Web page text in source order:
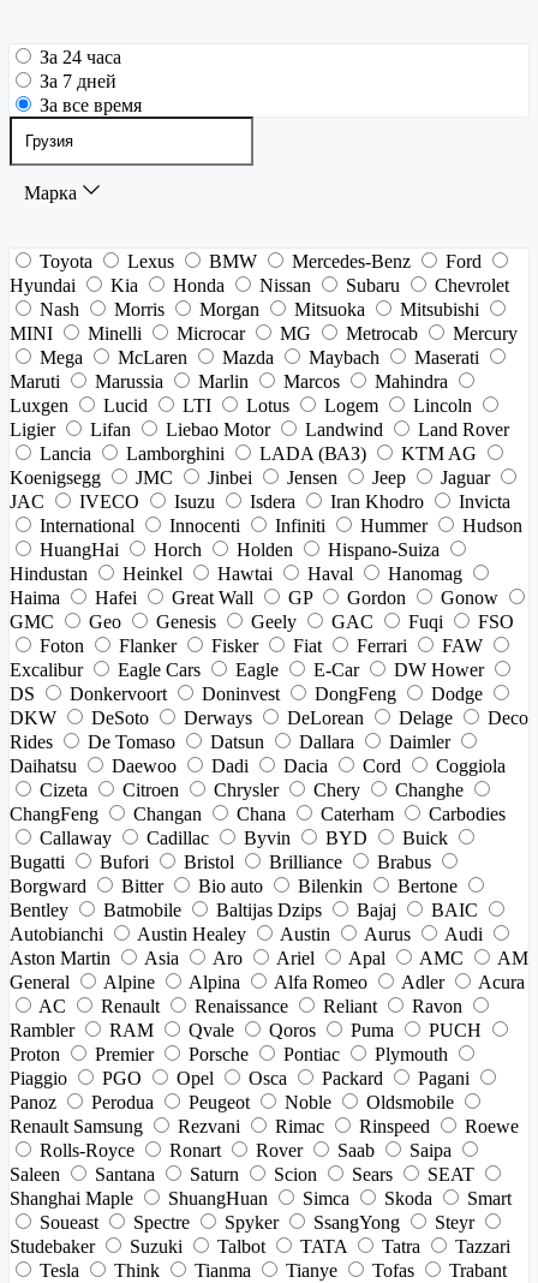
За 24 часа
За 7 дней
За все время
Марка
Toyota Lexus BMW Mercedes-Benz
Ford
Hyundai
Kia Honda Nissan Subaru
Chevrolet
Nash
Morris Morgan Mitsuoka
Mitsubishi
MINI
Minelli Microcar MG Metrocab
Mercury
Mega
McLaren Mazda Maybach
Maserati
Maruti
Marussia Marlin Marcos
Mahindra
Luxgen
Lucid LTI Lotus Logem
Lincoln
Ligier
Lifan Liebao Motor Landwind
Land Rover
Lancia
Lamborghini LADA (ВАЗ)
KTM AG
Koenigsegg
JMC Jinbei Jensen Jeep
Jaguar
JAC
IVECO Isuzu Isdera Iran Khodro
Invicta
International
Innocenti Infiniti Hummer
Hudson
HuangHai
Horch Holden
Hispano-Suiza
Hindustan
Heinkel Hawtai Haval
Hanomag
Haima
Hafei Great Wall GP Gordon
Gonow
GMC
Geo Genesis Geely GAC Fuqi
FSO
Foton
Flanker Fisker Fiat Ferrari
FAW
Excalibur
Eagle Cars Eagle E-Car
DW Hower
DS
Donkervoort Doninvest DongFeng
Dodge
DKW
DeSoto Derways DeLorean Delage
Deco
Rides
De Tomaso Datsun Dallara
Daimler
Daihatsu
Daewoo Dadi Dacia Cord
Coggiola
Cizeta
Citroen Chrysler Chery
Changhe
ChangFeng
Changan Chana Caterham
Carbodies
Callaway
Cadillac Byvin BYD
Buick
Bugatti
Bufori Bristol Brilliance
Brabus
Borgward
Bitter Bio auto Bilenkin
Bertone
Bentley
Batmobile Baltijas Dzips Bajaj
BAIC
Autobianchi
Austin Healey Austin Aurus
Audi
Aston Martin
Asia Aro Ariel Apal AMC
AM
General
Alpine Alpina Alfa Romeo Adler
Acura
AC
Renault Renaissance Reliant
Ravon
Rambler
RAM Qvale Qoros Puma
PUCH
Proton
Premier Porsche Pontiac
Plymouth
Piaggio
PGO Opel Osca Packard
Pagani
Panoz
Perodua Peugeot Noble
Oldsmobile
Renault Samsung
Rezvani Rimac Rinspeed
Roewe
Rolls-Royce
Ronart Rover Saab
Saipa
Saleen
Santana Saturn Scion Sears
SEAT
Shanghai Maple
ShuangHuan Simca Skoda
Smart
Soueast
Spectre Spyker SsangYong
Steyr
Studebaker
Suzuki Talbot TATA Tatra
Tazzari
Tesla
Think Tianma Tianye Tofas
Trabant